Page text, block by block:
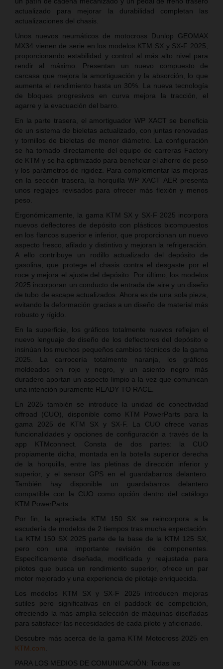
actualizado para mejorar la durabilidad completan las
actualizaciones del chasis.
Unos nuevos neumáticos de motocross Dunlop GEOMAX
MX34 vienen de serie en los modelos KTM SX y SX-F 2025,
proporcionando estabilidad y control al más alto nivel para
rendir al máximo. Presentan un nuevo compuesto de
carcasa que mejora la amortiguación y la absorción, lo que
aumenta el rendimiento hasta un 30%. La nueva tecnología
de bloques progresivos en curva mejora la tracción, el
agarre y la evacuación del barro.
En la parte trasera, el amortiguador WP XACT se beneficia
de un sistema de bieletas actualizado, con juntas renovadas
y tornillos de bieletas de menor diámetro. La configuración
se ha tomado directamente del equipo de carreras Factory
de KTM y se ha optimizado para beneficiar el ahorro de peso
y los parámetros de rigidez. Para complementar las mejoras
en la sección trasera, la horquilla WP XACT AER presenta
unos reglajes revisados para ofrecer más flexión y menos
peso.
Ergonómicamente, la gama KTM SX y SX-F 2025 incorpora
nuevos deflectores de depósito con plásticos bicompuestos
en los flancos superior e inferior, que proporcionan un nuevo
aspecto fresco, afilado y distintivo y mejoran la refrigeración.
A ello contribuye un rodillo actualizado del depósito de
gasolina, que protege el chasis contra el desgaste por el
roce y mejora el ajuste del depósito. Por último, los modelos
2025 incorporan un conducto de entrada de aire y un diseño
de tubo de escape actualizados. Ahora es de una sola pieza,
evitando la deformación gracias a un diseño de material más
robusto y rígido.
En la superficie, los gráficos totalmente nuevos reflejan el
nuevo lenguaje de diseño de los deflectores del depósito e
insinúan los muchos pequeños cambios técnicos de la gama
2025. La carrocería totalmente naranja, los gráficos
moldeados en rojo y negro, y un asiento negro más
duradero aportan un aspecto limpio a la vez que comunican
una intención puramente READY TO RACE.
En 2025 también se introduce la unidad de conectividad
offroad (CUO), disponible como KTM PowerParts para la
gama 2025 de KTM SX y SX-F. La CUO ofrece varias
funcionalidades y opciones de configuración a través de la
app KTMconnect. Consta de dos partes: la CUO
propiamente dicha, montada en la botella superior derecha
de la horquilla, entre las pletinas de dirección inferior y
superior, y el sensor GPS en el guardabarros delantero.
También hay disponible un guardabarros delantero
compatible con la CUO como opción dentro del catálogo
KTM PowerParts.
Por fin, la apreciada KTM 150 SX se reincorpora a la
escudería de modelos de 2 tiempos tras mucha expectación.
La KTM 150 SX 2025 parte de la base de la KTM 125 SX,
pero con una importante revisión de componentes.
Específicamente diseñada, modificada y reajustada para
pilotos que busca un rendimiento superior, ofrece un par
motor mejorado y una experiencia de pilotaje enriquecida.
Los modelos KTM SX y SX-F 2025 introducen mejoras
sutiles pero significativas en el paddock de competición,
ofreciendo la más amplia selección de máquinas diseñadas
para satisfacer las necesidades de cada piloto y aficionado.
Descubre más acerca de la gama KTM Motocross 2025 en
KTM.com
PARA LOS MEDIOS DE COMUNICACIÓN: Todas las